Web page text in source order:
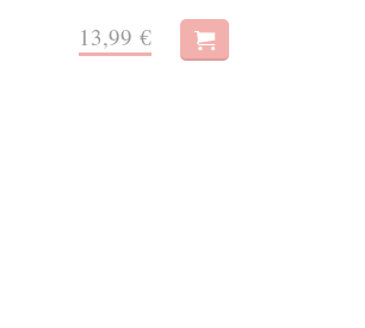
13,99 €